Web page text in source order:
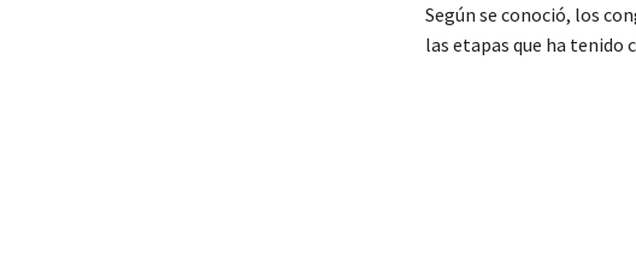
Según se conoció, los
las etapas que ha tenido